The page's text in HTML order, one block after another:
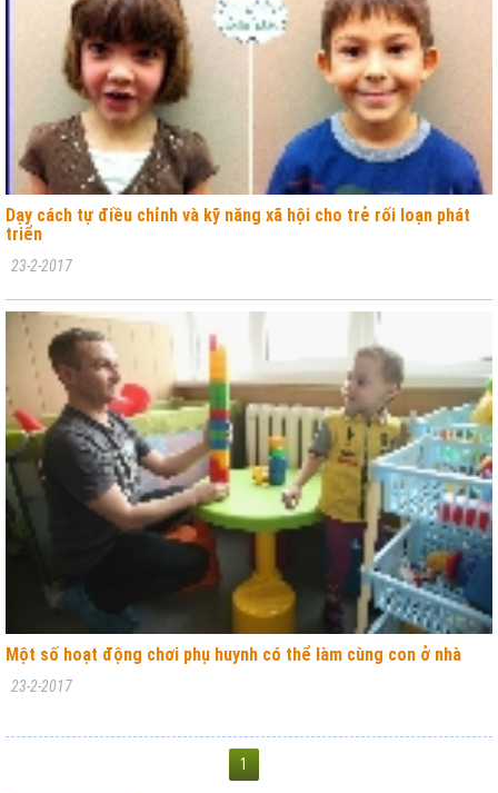
Dạy cách tự điều chỉnh và kỹ năng xã hội cho trẻ rối loạn phát
triển
23-2-2017
Một số hoạt động chơi phụ huynh có thể làm cùng con ở nhà
23-2-2017
1